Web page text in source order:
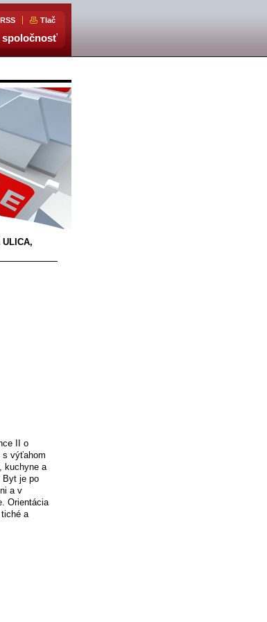
RSS Tlač
spoločnosť
ULICA,
II o
s výťahom
kuchyne a
Byt je po
a v
Orientácia
a